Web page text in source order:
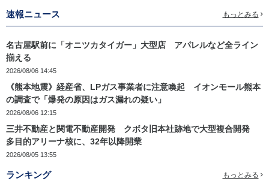
速報ニュース もっとみる
名古屋駅前に「オニツカタイガー」大型店 アパレルなど全ライン
揃える
2026/08/06 14:45
《熊本地震》経産省、LPガス事業者に注意喚起 イオンモール熊本
の調査で「爆発の原因はガス漏れの疑い」
2026/08/06 12:15
三井不動産と関電不動産開発 クボタ旧本社跡地で大型複合開発
多目的アリーナ核に、32年以降開業
2026/08/05 13:55
ランキング もっとみる